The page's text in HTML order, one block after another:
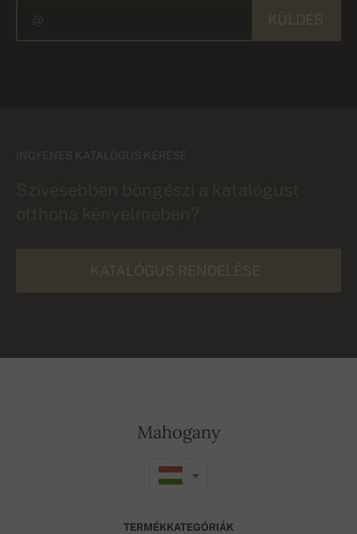
INGYENES KATALÓGUS KÉRÉSE
Mahogany
TERMÉKKATEGÓRIÁK